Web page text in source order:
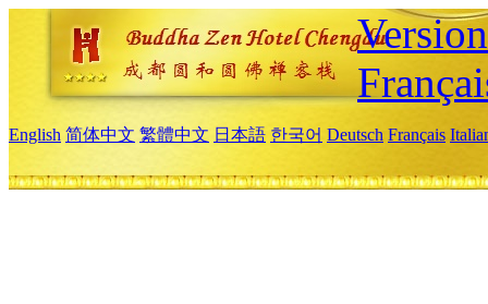
English 简体中文 繁體中文 日本語 한국어 Deutsch Français